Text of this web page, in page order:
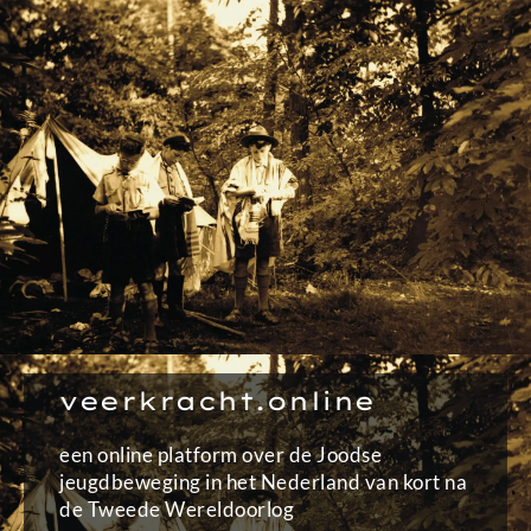
Ga
naar
de
inhoud
veerkracht.online
een online platform over de Joodse
jeugdbeweging in het Nederland van kort na
de Tweede Wereldoorlog